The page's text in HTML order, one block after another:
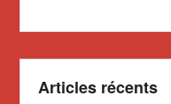
Articles récents